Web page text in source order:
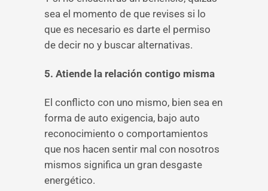
sea el momento de que revises si lo
que es necesario es darte el permiso
de decir no y buscar alternativas.
5. Atiende la relación contigo misma
El conflicto con uno mismo, bien sea en
forma de auto exigencia, bajo auto
reconocimiento o comportamientos
que nos hacen sentir mal con nosotros
mismos significa un gran desgaste
energético.